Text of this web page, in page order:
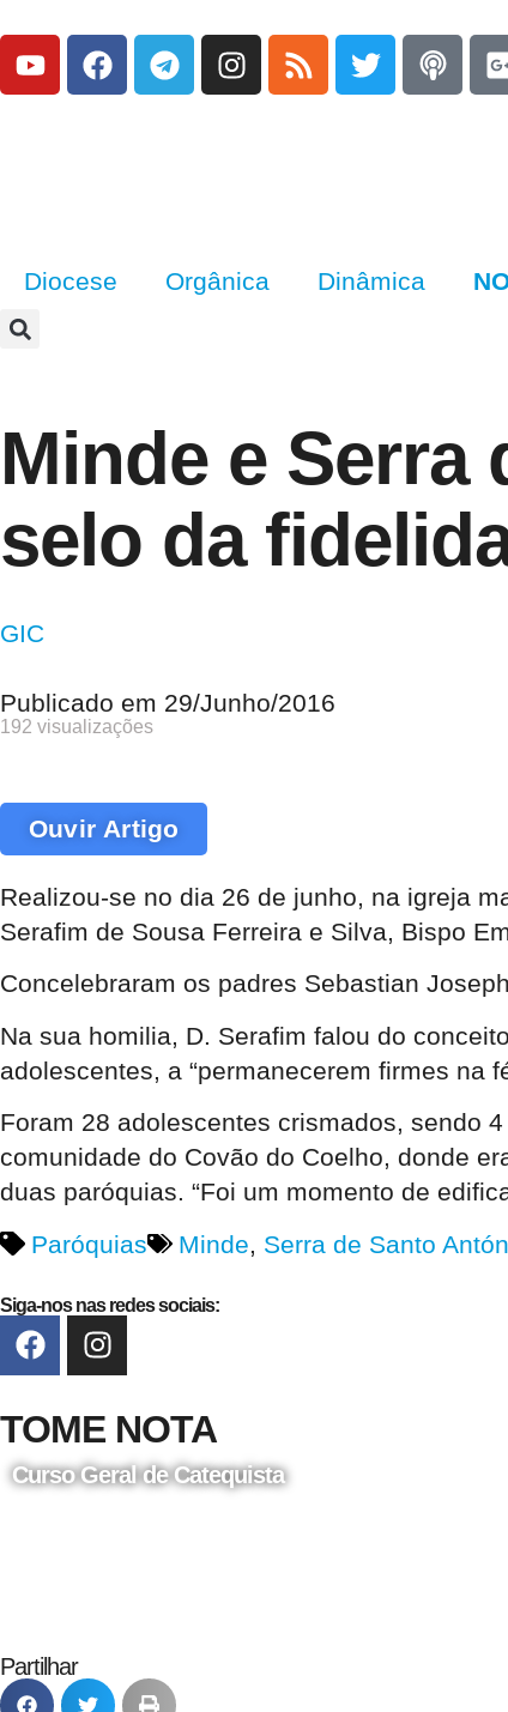
Diocese Orgânica Dinâmica
Minde e
selo da
GIC
Publicado em 29/Junho/2016
192 visualizações
Ouvir Artigo
Realizou-se no dia 26 de junho, na igreja
Serafim de Sousa Ferreira e Silva, Bispo
Concelebraram os padres Sebastian
Na sua homilia, D. Serafim falou do
adolescentes, a “permanecerem firmes na
Foram 28 adolescentes crismados, sendo
comunidade do Covão do Coelho, donde
duas paróquias. “Foi um momento de
Paróquias
Minde Serra de Santo
Siga-nos nas redes sociais:
TOME NOTA
Curso Geral de Catequista
Partilhar